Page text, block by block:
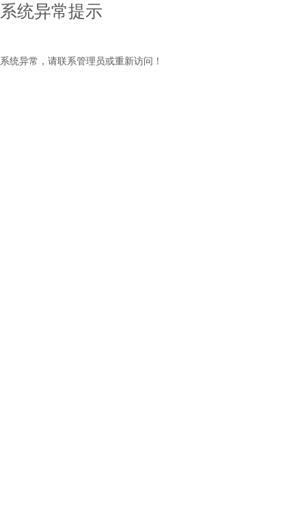
系统异常提示
系统异常，请联系管理员或重新访问！